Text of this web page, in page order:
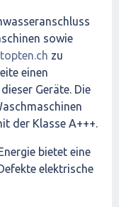
sowie
zu
einen
Geräte. Die
der Klasse A+++.
bietet eine
elektrische